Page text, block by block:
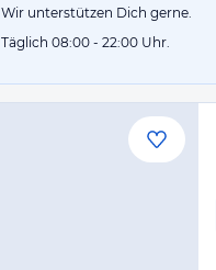
Wir unterstützen Dich gerne.
Täglich 08:00 - 22:00 Uhr.